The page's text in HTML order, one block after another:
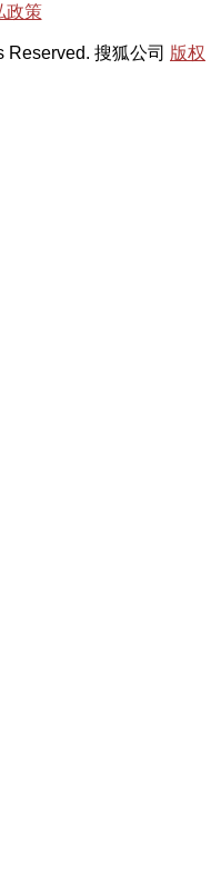
政策
搜狐公司 版权